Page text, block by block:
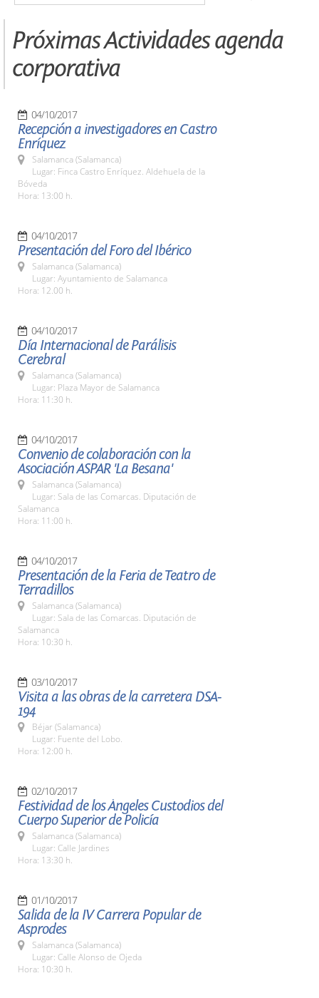
Próximas Actividades agenda
corporativa
04/10/2017
Recepción a investigadores en Castro
Enríquez
Salamanca (Salamanca)
Lugar: Finca Castro Enríquez. Aldehuela de la
Bóveda
Hora: 13:00 h.
04/10/2017
Presentación del Foro del Ibérico
Salamanca (Salamanca)
Lugar: Ayuntamiento de Salamanca
Hora: 12.00 h.
04/10/2017
Día Internacional de Parálisis
Cerebral
Salamanca (Salamanca)
Lugar: Plaza Mayor de Salamanca
Hora: 11:30 h.
04/10/2017
Convenio de colaboración con la
Asociación ASPAR 'La Besana'
Salamanca (Salamanca)
Lugar: Sala de las Comarcas. Diputación de
Salamanca
Hora: 11:00 h.
04/10/2017
Presentación de la Feria de Teatro de
Terradillos
Salamanca (Salamanca)
Lugar: Sala de las Comarcas. Diputación de
Salamanca
Hora: 10:30 h.
03/10/2017
Visita a las obras de la carretera DSA-
194
Béjar (Salamanca)
Lugar: Fuente del Lobo.
Hora: 12:00 h.
02/10/2017
Festividad de los Ángeles Custodios del
Cuerpo Superior de Policía
Salamanca (Salamanca)
Lugar: Calle Jardines
Hora: 13:30 h.
01/10/2017
Salida de la IV Carrera Popular de
Asprodes
Salamanca (Salamanca)
Lugar: Calle Alonso de Ojeda
Hora: 10:30 h.